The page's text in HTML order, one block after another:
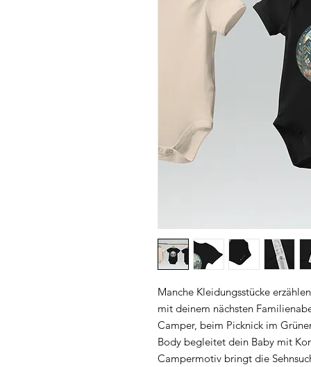
Manche Kleidungsstücke
mit deinem nächsten
Camper, beim Picknick im
Body begleitet dein Baby mit
Campermotiv bringt die